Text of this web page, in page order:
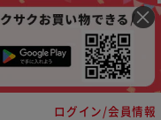
ログイン/会員情報